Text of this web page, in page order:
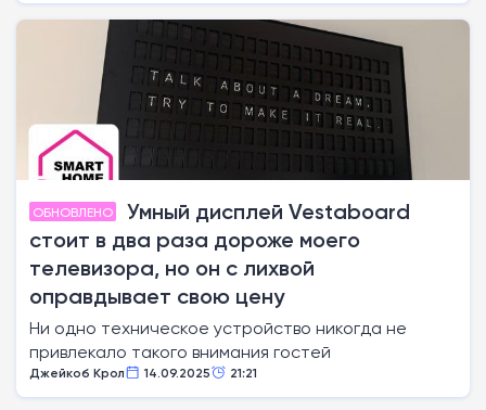
ОБНОВЛЕНО
Умный дисплей Vestaboard
стоит в два раза дороже моего
телевизора, но он с лихвой
оправдывает свою цену
Ни одно техническое устройство никогда не
привлекало такого внимания гостей
Джейкоб Крол 14.09.2025 21:21